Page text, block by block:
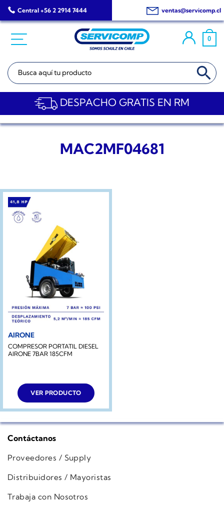
Saltar
al
Central +56 2 2914 7444 ventas@servicomp.cl
0
Buscar: BOTÓN DE
DESPACHO GRATIS EN RM
MAC2MF04681
AIRONE
COMPRESOR PORTATIL DIESEL
AIRONE 7BAR 185CFM
VER PRODUCTO
Contáctanos
Proveedores / Supply
Distribuidores / Mayoristas
Trabaja con Nosotros